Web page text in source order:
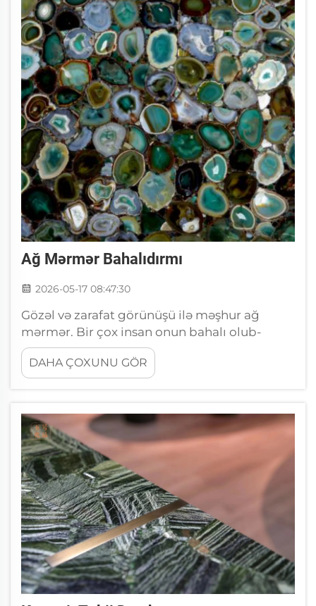
Ağ Mərmər Bahalıdırmı
2026-05-17 08:47:30
Gözəl və zarafat görünüşü ilə məşhur ağ
mərmər. Bir çox insan onun bahalı olub-
olmadığını soruşur. Bəli, ağ mərmər olduqca
bahalı ola bilər. Qiymət bir neçə amildən
asılıdır: hansı növ mərmər olduğu, haradan
Harada almaq olar...
DAHA ÇOXUNU GÖR